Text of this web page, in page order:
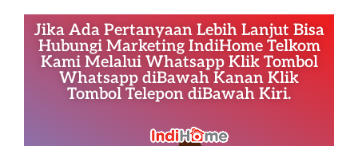
Jika Ada Pertanyaan Lebih Lanjut Bisa
Hubungi Marketing IndiHome Telkom
Kami Melalui Whatsapp Klik Tombol
Whatsapp diBawah Kanan Klik
Tombol Telepon diBawah Kiri.